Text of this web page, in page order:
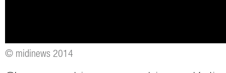
© midinews 2014